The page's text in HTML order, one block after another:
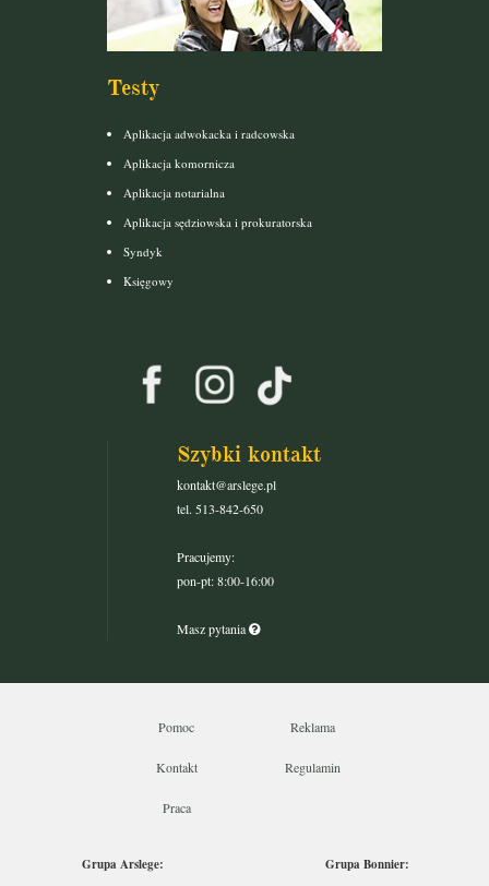
Testy
Aplikacja adwokacka i radcowska
Aplikacja komornicza
Aplikacja notarialna
Aplikacja sędziowska i prokuratorska
Syndyk
Księgowy
Szybki kontakt
kontakt@arslege.pl
tel. 513-842-650
Pracujemy:
pon-pt: 8:00-16:00
Masz pytania
Pomoc Reklama
Kontakt Regulamin
Praca
Grupa Arslege:
Grupa Bonnier: